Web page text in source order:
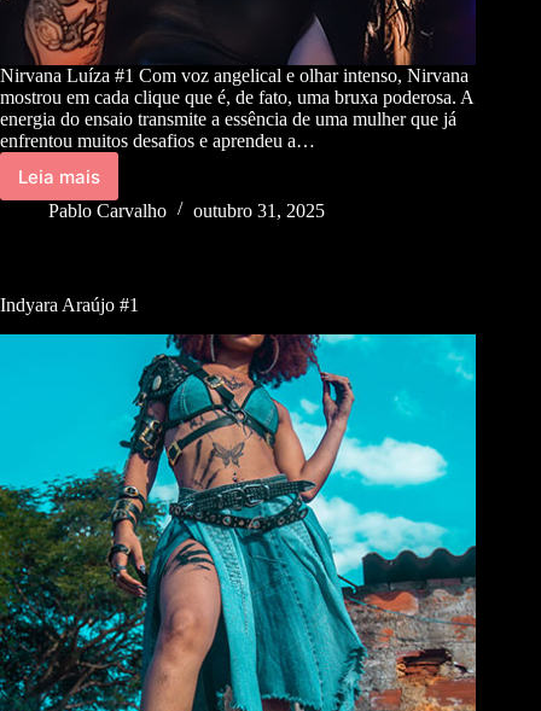
Nirvana Luíza #1 Com voz angelical e olhar intenso, Nirvana
mostrou em cada clique que é, de fato, uma bruxa poderosa. A
energia do ensaio transmite a essência de uma mulher que já
enfrentou muitos desafios e aprendeu a…
Leia mais
Pablo Carvalho outubro 31, 2025
Indyara Araújo #1